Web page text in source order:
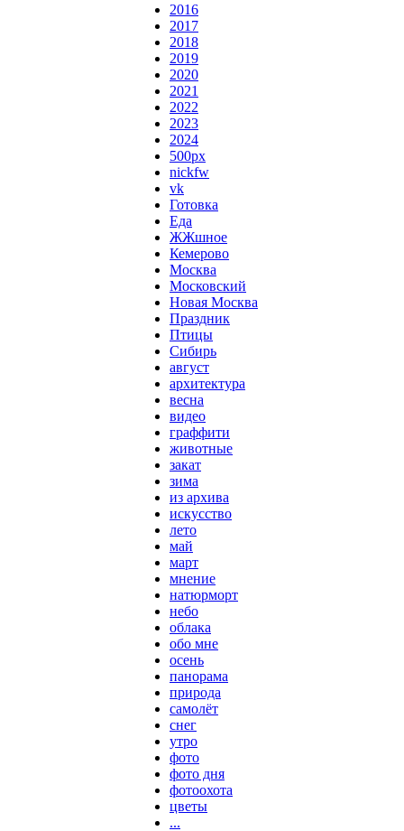
2016
2017
2018
2019
2020
2021
2022
2023
2024
500px
nickfw
vk
Готовка
Еда
ЖЖшное
Кемерово
Москва
Московский
Новая Москва
Праздник
Птицы
Сибирь
август
архитектура
весна
видео
граффити
животные
закат
зима
из архива
искусство
лето
май
март
мнение
натюрморт
небо
облака
обо мне
осень
панорама
природа
самолёт
снег
утро
фото
фото дня
фотоохота
цветы
...